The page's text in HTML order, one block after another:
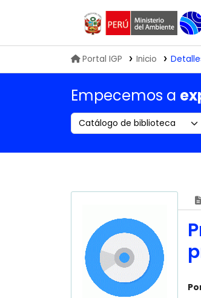
Portal IGP Inicio
Empecemos a
Search the catalog by: